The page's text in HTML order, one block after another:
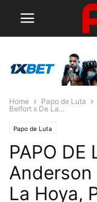
Home Papo de Luta
Belfort x De La...
Papo de Luta
PAPO
Anderson
La Hoya,